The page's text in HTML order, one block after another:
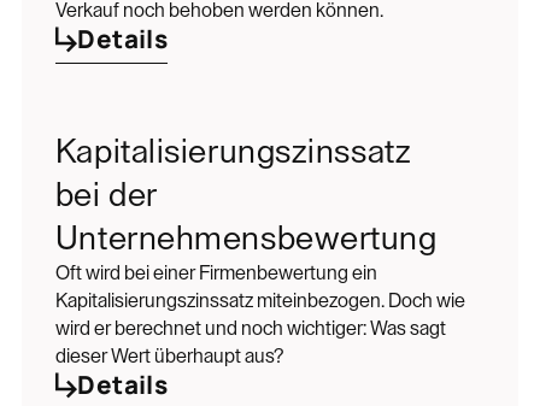
Verkauf noch behoben werden können.
Details
Kapitalisierungszinssatz
bei der
Unternehmensbewertung
Oft wird bei einer Firmenbewertung ein
Kapitalisierungszinssatz miteinbezogen. Doch wie
wird er berechnet und noch wichtiger: Was sagt
dieser Wert überhaupt aus?
Details